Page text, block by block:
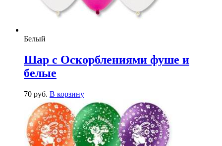
Белый
Шар с Оскорблениями фуше и
белые
70 руб. В корзину